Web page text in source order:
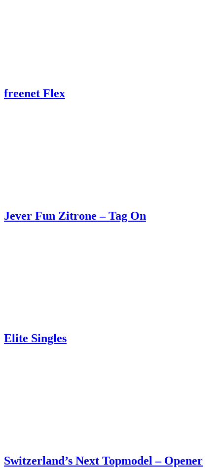
freenet Flex
Jever Fun Zitrone – Tag On
Elite Singles
Switzerland’s Next Topmodel – Opener